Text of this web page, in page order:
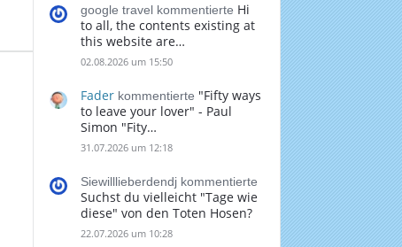
google travel kommentierte Hi
to all, the contents existing at
this website are…
02.08.2026 um 15:50
Fader kommentierte "Fifty ways
to leave your lover" - Paul
Simon "Fity…
31.07.2026 um 12:18
Siewilllieberdendj kommentierte
Suchst du vielleicht "Tage wie
diese" von den Toten Hosen?
22.07.2026 um 10:28